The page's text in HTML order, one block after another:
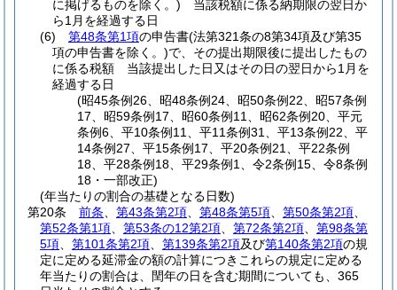
に掲げるものを除く。) 当該税額に係る納期限の翌日か
ら1月を経過する日
(6)
第48条第1項の申告書(法第321条の8第34項及び第35
項の申告書を除く。)で、その提出期限後に提出したもの
に係る税額 当該提出した日又はその日の翌日から1月を
経過する日
(昭45条例26、昭48条例24、昭50条例22、昭57条例
17、昭59条例17、昭60条例11、昭62条例20、平元
条例6、平10条例11、平11条例31、平13条例22、平
14条例27、平15条例17、平20条例21、平22条例
18、平28条例18、平29条例1、令2条例15、令8条例
18・一部改正)
(年当たりの割合の基礎となる日数)
第20条
前条 第43条第2項 第48条第5項 第50条第2項
第52条第1項
第53条の12第2項 第72条第2項
第98条第
5項
第101条第2項 第139条第2項及び第140条第2項の規
定に定める延滞金の額の計算につきこれらの規定に定める
年当たりの割合は、閏年の日を含む期間についても、365